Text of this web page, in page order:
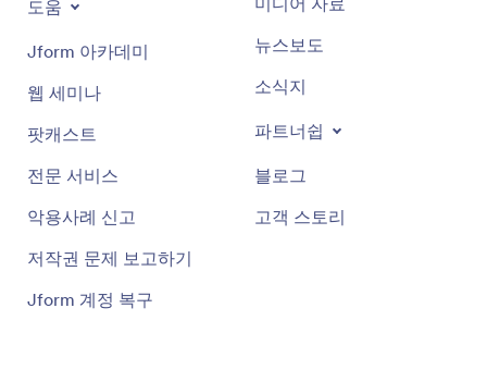
도움
Jform 아카데미
웹 세미나
팟캐스트
전문 서비스
악용사례 신고
저작권 문제 보고하기
Jform 계정 복구
뉴스보도
소식지
파트너쉽
블로그
고객 스토리